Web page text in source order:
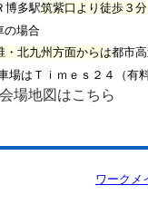
多駅筑紫口より徒歩３
の場合
・北九州方面からは都市
場はＴｉｍｅｓ２４（有
場地図はこちら
ワークメ